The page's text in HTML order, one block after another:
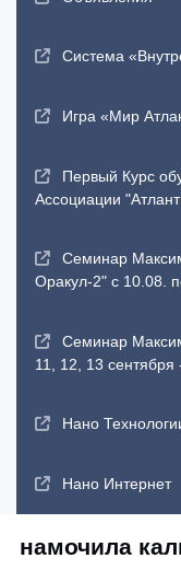
Система
Игра «Мир
Первый Курс
Ассоциации
Семинар
Оракул-2" с 10.08.
Семинар
11, 12, 13
Нано
Нано Интернет
намочила